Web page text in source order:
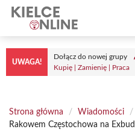
Przejdź
treści
UWAGA!
Dołącz do nowej grupy
Kupię | Zamienię | Praca
Strona główna / Wiadomości /
Rakowem Częstochowa na